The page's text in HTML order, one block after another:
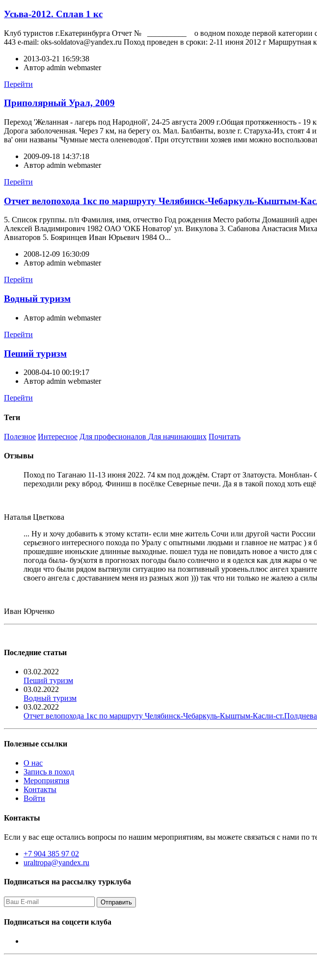
Усьва-2012. Сплав 1 кс
Клуб туристов г.Екатеринбурга Отчет № __________ о водном походе первой категории
443 e-mail: oks-soldatova@yandex.ru Поход проведен в сроки: 2-11 июня 2012 г
2013-03-21 16:59:38
Автор admin webmaster
Перейти
Приполярный Урал, 2009
Переход 'Желанная - лагерь под Народной', 24-25 августа 2009 г.Общая протяженность -
Дорога заболоченная. Через 7 км, на берегу оз. Мал. Балбанты, возле г. Старуха-Из,
ва' они названы 'Чумные места оленеводов'. При отсутствии хозяев ими можно
2009-09-18 14:37:18
Автор admin webmaster
Перейти
Отчет велопохода 1кс по маршруту Челябинск-Чебаркуль-Кыштым-
5. Список группы. п/п Фамилия, имя, отчество Год рождения Место работы Домашний
Алексей Владимирович 1982 ОАО 'ОКБ Новатор' ул. Викулова 3. Сабанова Анастасия
Авиаторов 5. Бояринцев Иван Юрьевич 1984 О...
2008-12-09 16:30:09
Автор admin webmaster
Перейти
Водный туризм
Автор admin webmaster
Перейти
Пеший туризм
2008-04-10 00:19:17
Автор admin webmaster
Перейти
Теги
Полезное Интересное Для професионалов Для начинающих Почитать
Отзывы
Поход по Таганаю 11-13 июня 2022. 74 км под дождём. Старт от Златоуста.
переходили реку вброд. Финиш в посёлке Северные печи. Да я в такой поход хоть
Наталья Цветкова
... Ну и хочу добавить к этому кстати- если мне житель Сочи или другой части
серьезного интересного похода по Уралу с опытными людьми и главное не матрас )
прошедшие июньские длинные выходные. пошел туда не повидать новое а чисто для
погода была- буэ(хотя в прогнозах погоды было солнечно и я оделся как для жары о
люди что были рядом вытянули ситуацию на позитивный уровень.плюс ангел
своего ангела с доставанием меня из разных жоп ))) так что ни только не жалею а
Иван Юрченко
Последние статьи
03.02.2022
Пеший туризм
03.02.2022
Водный туризм
03.02.2022
Отчет велопохода 1кс по маршруту Челябинск-Чебаркуль-Кыштым-Касли-
Полезные ссылки
О нас
Запись в поход
Мероприятия
Контакты
Войти
Контакты
Если у вас еще остались вопросы по нашим мероприятиям, вы можете связаться с нами по
+7 904 385 97 02
uraltropa@yandex.ru
Подписаться на рассылку турклуба
Подписаться на соцсети клуба